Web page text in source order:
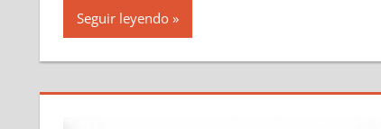
Seguir leyendo